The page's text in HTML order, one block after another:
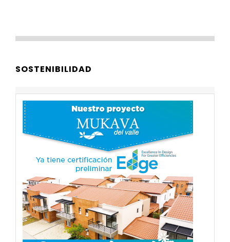
SOSTENIBILIDAD